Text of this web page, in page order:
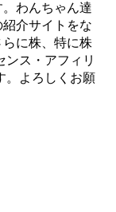
わんちゃん達
介サイトをな
に株、特に株
ンス・アフィリ
。よろしくお願